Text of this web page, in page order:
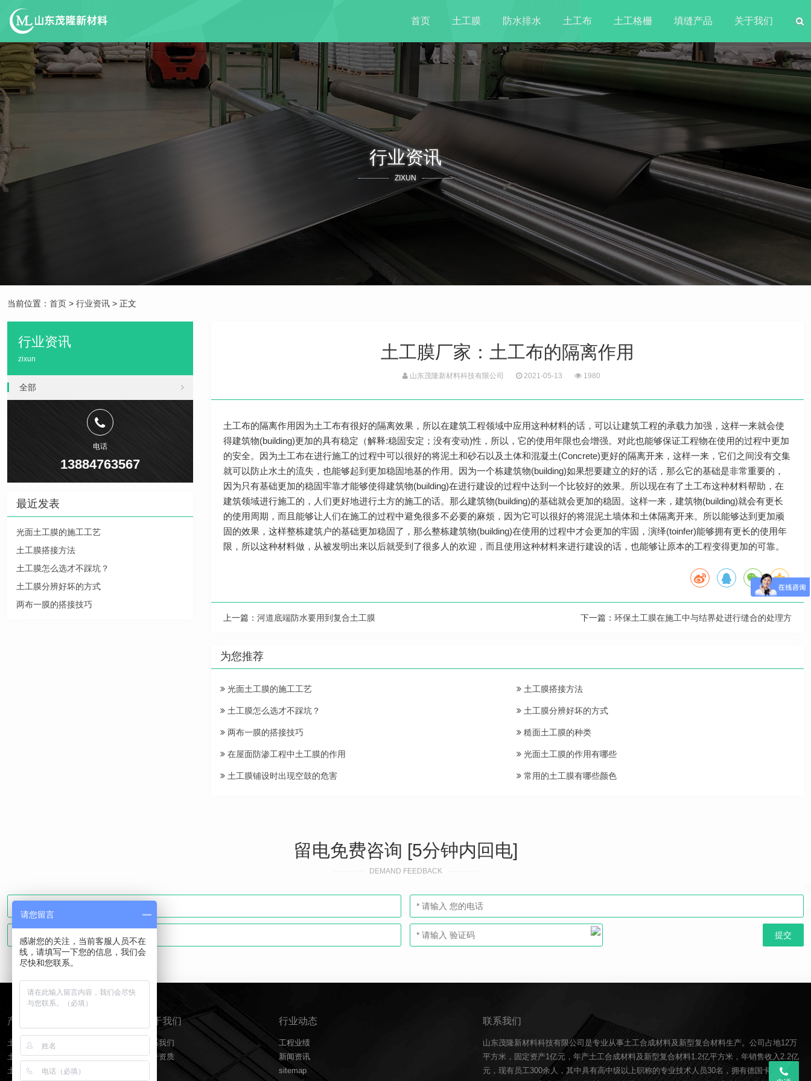
首页 土工膜 防水排水 土工布 土工格栅 填缝产品 关于我们
行业资讯
ZIXUN
当前位置： 首页 > 行业资讯 > 正文
土工膜厂家：土工布的隔离作用
山东茂隆新材料科技有限公司 2021-05-13 1980
土工布的隔离作用因为土工布有很好的隔离效果，所以在建筑工程领域中应用这种材料的话，可以让建筑工程的承载力加强，这样一来就会使
得建筑物(building)更加的具有稳定（解释:稳固安定；没有变动)性，所以，它的使用年限也会增强。对此也能够保证工程物在使用的过程中更加
的安全。因为土工布在进行施工的过程中可以很好的将泥土和砂石以及土体和混凝土(Concrete)更好的隔离开来，这样一来，它们之间没有交集
就可以防止水土的流失，也能够起到更加稳固地基的作用。因为一个栋建筑物(building)如果想要建立的好的话，那么它的基础是非常重要的，
因为只有基础更加的稳固牢靠才能够使得建筑物(building)在进行建设的过程中达到一个比较好的效果。所以现在有了土工布这种材料帮助，在
建筑领域进行施工的，人们更好地进行土方的施工的话。那么建筑物(building)的基础就会更加的稳固。这样一来，建筑物(building)就会有更长
的使用周期，而且能够让人们在施工的过程中避免很多不必要的麻烦，因为它可以很好的将混泥土墙体和土体隔离开来。所以能够达到更加顽
固的效果，这样整栋建筑户的基础更加稳固了，那么整栋建筑物(building)在使用的过程中才会更加的牢固，演绎(toinfer)能够拥有更长的使用年
限，所以这种材料做，从被发明出来以后就受到了很多人的欢迎，而且使用这种材料来进行建设的话，也能够让原本的工程变得更加的可靠。
上一篇： 河道底端防水要用到复合土工膜 下一篇： 环保土工膜在施工中与结界处进行缝合的处理方
为您推荐
光面土工膜的施工工艺 土工膜搭接方法
土工膜怎么选才不踩坑？ 土工膜分辨好坏的方式
两布一膜的搭接技巧 糙面土工膜的种类
在屋面防渗工程中土工膜的作用 光面土工膜的作用有哪些
土工膜铺设时出现空鼓的危害 常用的土工膜有哪些颜色
行业资讯
zixun
全部
电话
13884763567
最近发表
光面土工膜的施工工艺
土工膜搭接方法
土工膜怎么选才不踩坑？
土工膜分辨好坏的方式
两布一膜的搭接技巧
留电免费咨询 [5分钟内回电]
DEMAND FEEDBACK
产品分类
土工膜
土工布
土工格栅
关于我们
联系我们
荣誉资质
行业动态
工程业绩
新闻资讯
sitemap
联系我们
山东茂隆新材料科技有限公司是专业从事土工合成材料及新型复合材料生产。公司占地12万
平方米，固定资产1亿元，年产土工合成材料及新型复合材料1.2亿平方米，年销售收入2.2亿
元，现有员工300余人，其中具有高中级以上职称的专业技术人员30名，拥有德国卡尔迈耶(
请您留言
感谢您的关注，当前客服人员不在
线，请填写一下您的信息，我们会
尽快和您联系。